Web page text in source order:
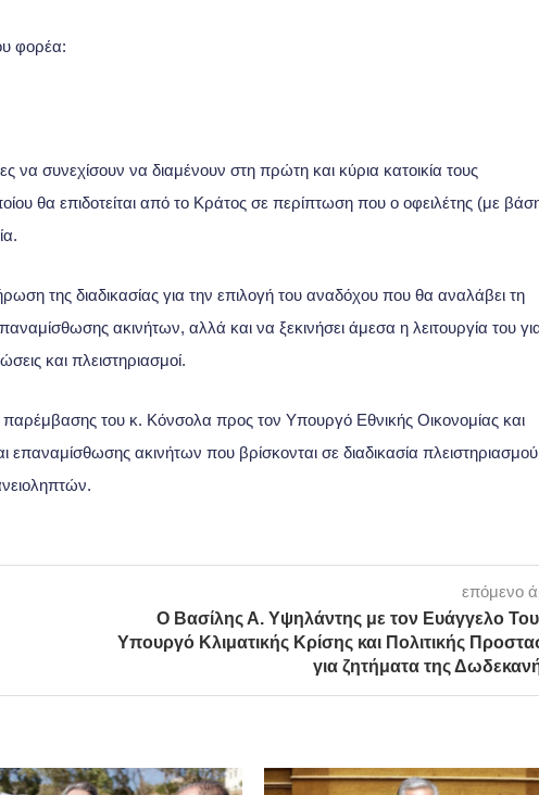
φορέα:
να συνεχίσουν να διαμένουν στη πρώτη και κύρια κατοικία τους
θα επιδοτείται από το Κράτος σε περίπτωση που ο οφειλέτης (με
της διαδικασίας για την επιλογή του αναδόχου που θα αναλάβει τη
ακινήτων, αλλά και να ξεκινήσει άμεσα η λειτουργία του
και πλειστηριασμοί.
παρέμβασης του κ. Κόνσολα προς τον Υπουργό Εθνικής Οικονομίας και
επαναμίσθωσης ακινήτων που βρίσκονται σε διαδικασία πλειστηριασμού
επόμενο
Ο Βασίλης Α. Υψηλάντης με τον Ευάγγελο
Υπουργό Κλιματικής Κρίσης και Πολιτικής
για ζητήματα της